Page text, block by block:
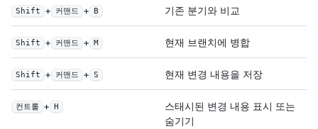
Shift + 커맨드 + B 기존 분기와 비교
Shift + 커맨드 + M 현재 브랜치에 병합
Shift + 커맨드 + S 현재 변경 내용을 저장
컨트롤 + H
스태시된 변경 내용 표시 또는
숨기기